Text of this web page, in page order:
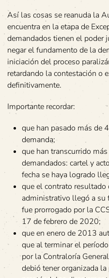
Así las cosas se reanuda la
encuentra en la etapa de
demandados tienen el poder
negar el fundamento de la
iniciación del proceso
retardando la contestación o
definitivamente.
Importante recordar:
que han pasado más de
demanda;
que han transcurrido
demandados: cartel y
fecha se haya logrado
que el contrato resultado
administrativo llegó a
fue prorrogado por la
17 de febrero de 2020;
que en enero de 2013
que al terminar el
por la Contraloría
debió tener organizada